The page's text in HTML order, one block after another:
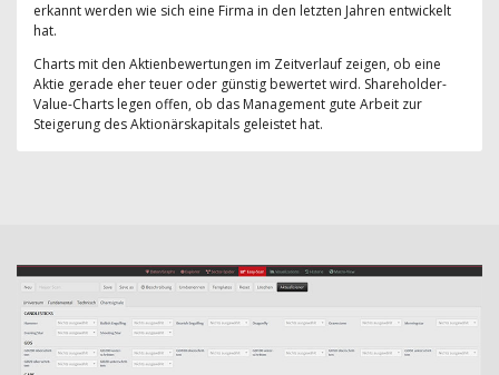
erkannt werden wie sich eine Firma in den letzten Jahren entwickelt
hat.
Charts mit den Aktienbewertungen im Zeitverlauf zeigen, ob eine
Aktie gerade eher teuer oder günstig bewertet wird. Shareholder-
Value-Charts legen offen, ob das Management gute Arbeit zur
Steigerung des Aktionärskapitals geleistet hat.